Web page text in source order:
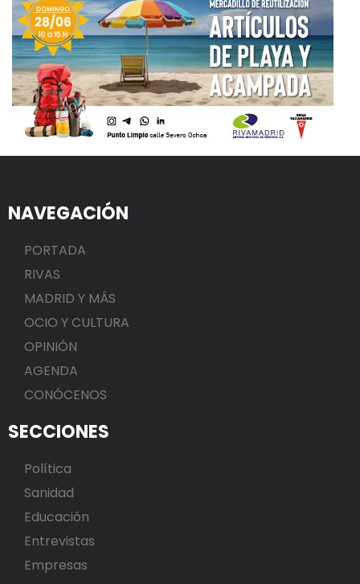
NAVEGACIÓN
PORTADA
RIVAS
MADRID Y MÁS
OCIO Y CULTURA
OPINIÓN
AGENDA
CONÓCENOS
SECCIONES
Política
Sanidad
Educación
Entrevistas
Empresas